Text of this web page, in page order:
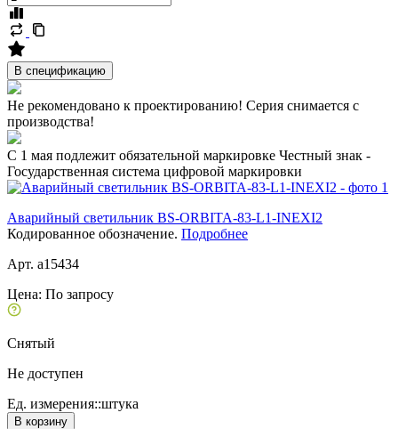
В спецификацию
Не рекомендовано к проектированию! Серия снимается с
производства!
C 1 мая подлежит обязательной маркировке Честный знак -
Государственная система цифровой маркировки
Аварийный светильник BS-ORBITA-83-L1-INEXI2
Кодированное обозначение. Подробнее
Арт. a15434
Цена: По запросу
Снятый
Не доступен
Ед. измерения::штука
В корзину